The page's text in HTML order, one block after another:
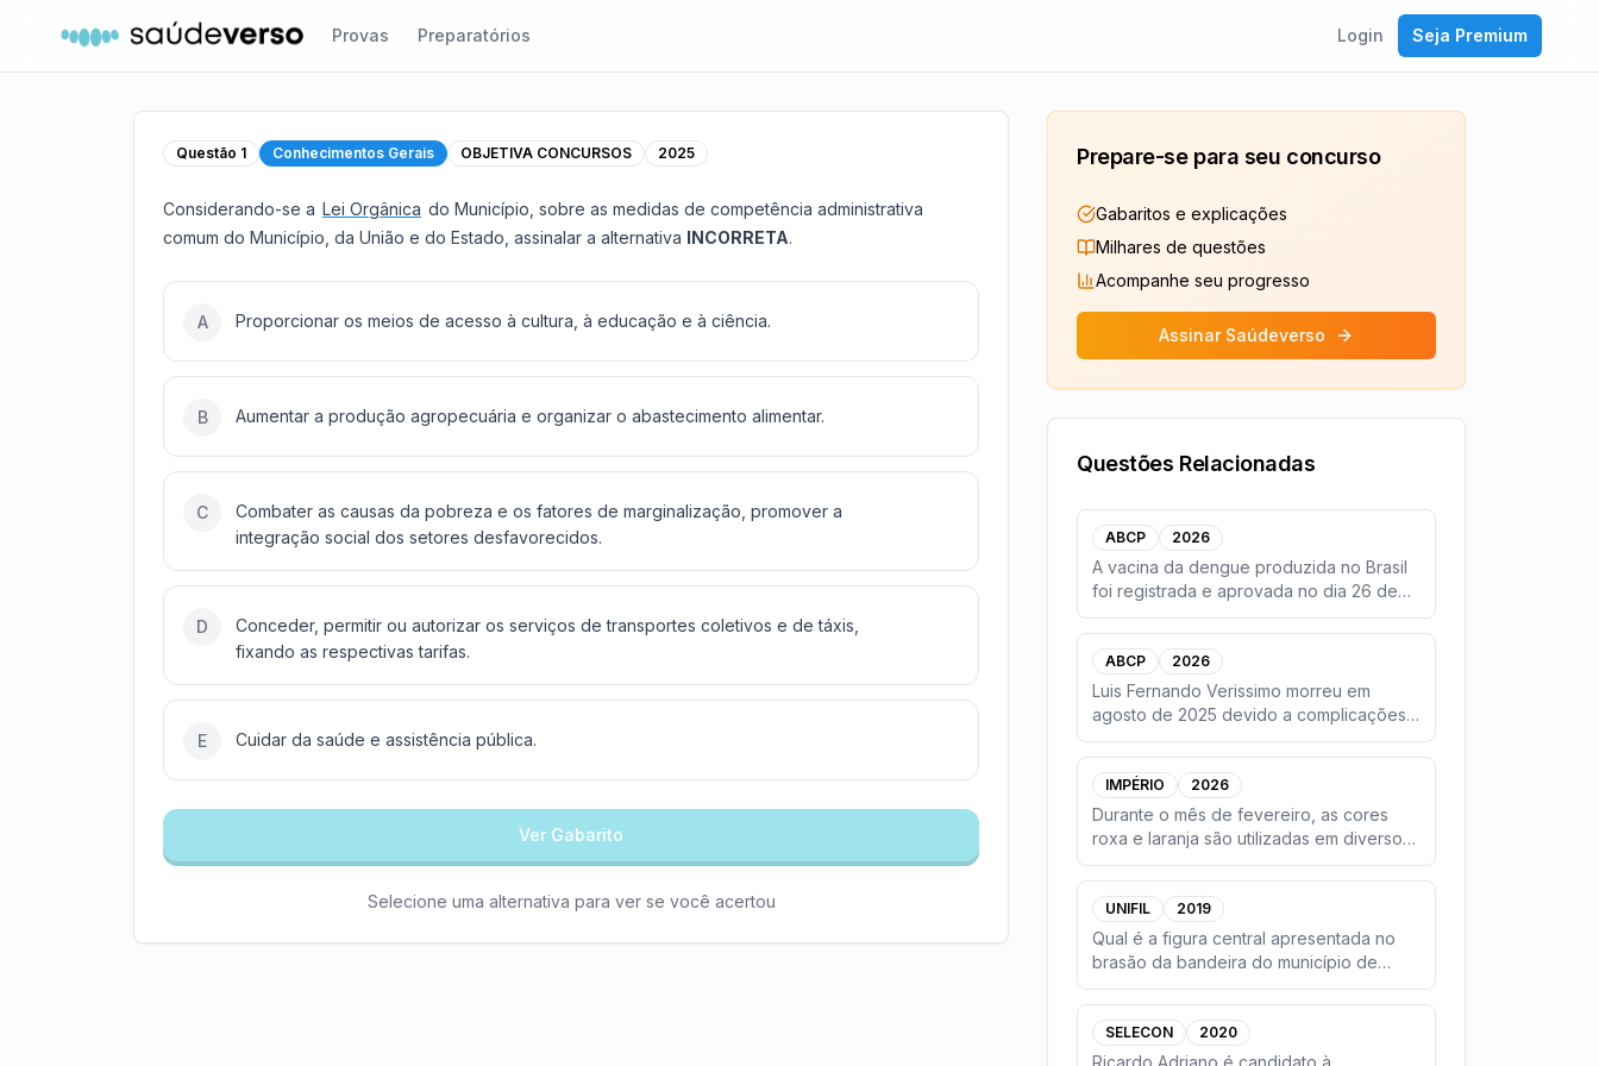
Provas Preparatórios Login Seja Premium
Questão 1 Conhecimentos Gerais OBJETIVA CONCURSOS 2025
Considerando-se a Lei Orgânica do Município, sobre as medidas de competência administrativa
comum do Município, da União e do Estado, assinalar a alternativa INCORRETA.
A Proporcionar os meios de acesso à cultura, à educação e à ciência.
B Aumentar a produção agropecuária e organizar o abastecimento alimentar.
C
Combater as causas da pobreza e os fatores de marginalização, promover a
integração social dos setores desfavorecidos.
D
Conceder, permitir ou autorizar os serviços de transportes coletivos e de táxis,
fixando as respectivas tarifas.
E Cuidar da saúde e assistência pública.
Ver Gabarito
Selecione uma alternativa para ver se você acertou
Prepare-se para seu concurso
Gabaritos e explicações
Milhares de questões
Acompanhe seu progresso
Assinar Saúdeverso
Questões Relacionadas
ABCP 2026
A vacina da dengue produzida no Brasil
foi registrada e aprovada no dia 26 de
novembro de 2025, pela...
ABCP 2026
Luis Fernando Verissimo morreu em
agosto de 2025 devido a complicações
no quadro de uma grave pneumo...
IMPÉRIO 2026
Durante o mês de fevereiro, as cores
roxa e laranja são utilizadas em diversos
meios de comunicação...
UNIFIL 2019
Qual é a figura central apresentada no
brasão da bandeira do município de
Cambé e símbolo de uma das...
SELECON 2020
Ricardo Adriano é candidato à